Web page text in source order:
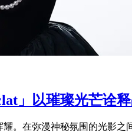
」以璀璨光芒诠
。在弥漫神秘氛围的光影之